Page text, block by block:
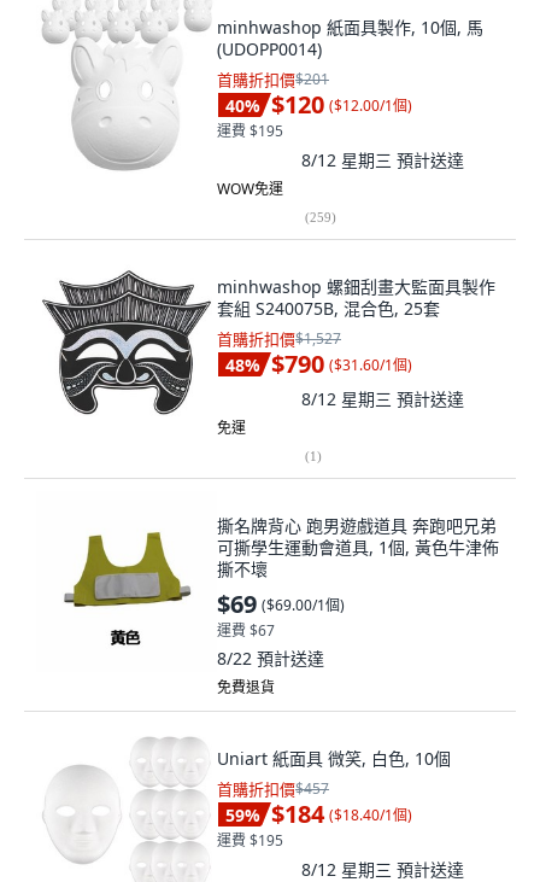
minhwashop 紙面具製作, 10個, 馬
(UDOPP0014)
首購折扣價$201
40% $120 ($12.00/1個)
運費 $195
8/12 星期三 預計送達
WOW免運
(259)
minhwashop 螺鈿刮畫大監面具製作
套組 S240075B, 混合色, 25套
首購折扣價$1,527
48% $790 ($31.60/1個)
8/12 星期三 預計送達
免運
(1)
撕名牌背心 跑男遊戲道具 奔跑吧兄弟
可撕學生運動會道具, 1個, 黃色牛津佈
撕不壞
$69 ($69.00/1個)
運費 $67
8/22 預計送達
免費退貨
Uniart 紙面具 微笑, 白色, 10個
首購折扣價$457
59% $184 ($18.40/1個)
運費 $195
8/12 星期三 預計送達